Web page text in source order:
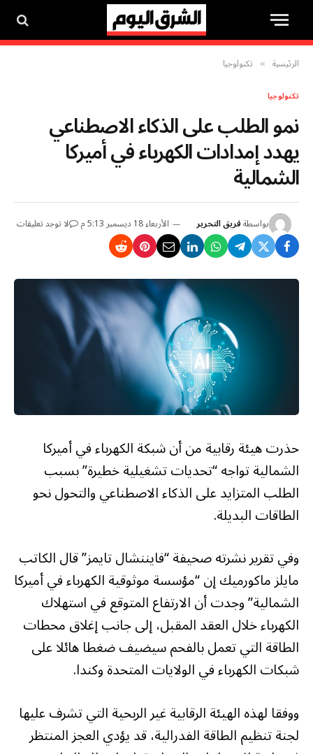
الرئيسية » تكنولوجيا
تكنولوجيا
نمو الطلب على الذكاء الاصطناعي
يهدد إمدادات الكهرباء في أميركا
الشمالية
بواسطةفريق التحرير الأربعاء 18 ديسمبر 5:13 م لا توجد تعليقات
حذرت هيئة رقابية من أن شبكة الكهرباء في أميركا
الشمالية تواجه “تحديات تشغيلية خطيرة” بسبب
الطلب المتزايد على الذكاء الاصطناعي والتحول نحو
الطاقات البديلة.
وفي تقرير نشرته صحيفة “فايننشال تايمز” قال الكاتب
مايلز ماكورميك إن “مؤسسة موثوقية الكهرباء في أميركا
الشمالية” وجدت أن الارتفاع المتوقع في استهلاك
الكهرباء خلال العقد المقبل، إلى جانب إغلاق محطات
الطاقة التي تعمل بالفحم سيضيف ضغطا هائلا على
شبكات الكهرباء في الولايات المتحدة وكندا.
ووفقا لهذه الهيئة الرقابية غير الربحية التي تشرف عليها
لجنة تنظيم الطاقة الفدرالية، قد يؤدي العجز المنتظر